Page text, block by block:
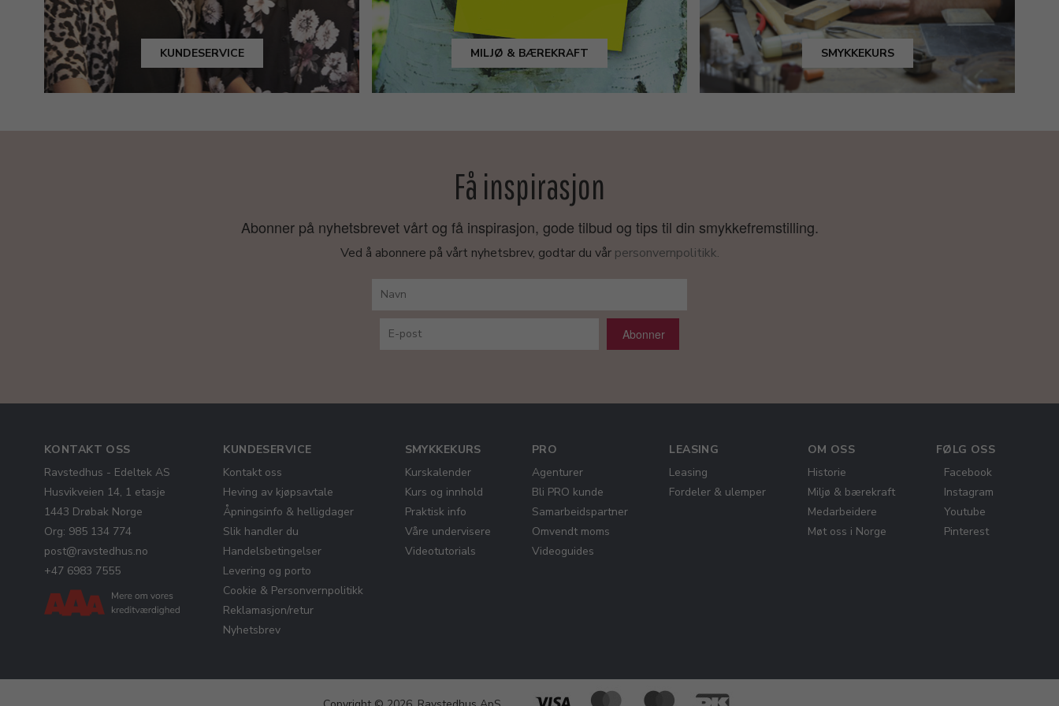
KUNDESERVICE MILJØ & BÆREKRAFT SMYKKEKURS
Få inspirasjon
Abonner på nyhetsbrevet vårt og få inspirasjon, gode tilbud og tips til din smykkefremstilling.
Ved å abonnere på vårt nyhetsbrev, godtar du vår personvernpolitikk.
Abonner
KONTAKT OSS
Ravstedhus - Edeltek AS
Husvikveien 14, 1 etasje
1443 Drøbak Norge
Org: 985 134 774
post@ravstedhus.no
+47 6983 7555
KUNDESERVICE
Kontakt oss
Heving av kjøpsavtale
Åpningsinfo & helligdager
Slik handler du
Handelsbetingelser
Levering og porto
Cookie & Personvernpolitikk
Reklamasjon/retur
Nyhetsbrev
SMYKKEKURS
Kurskalender
Kurs og innhold
Praktisk info
Våre undervisere
Videotutorials
PRO
Agenturer
Bli PRO kunde
Samarbeidspartner
Omvendt moms
Videoguides
LEASING
Leasing
Fordeler & ulemper
OM OSS
Historie
Miljø & bærekraft
Medarbeidere
Møt oss i Norge
FØLG OSS
Facebook
Instagram
Youtube
Pinterest